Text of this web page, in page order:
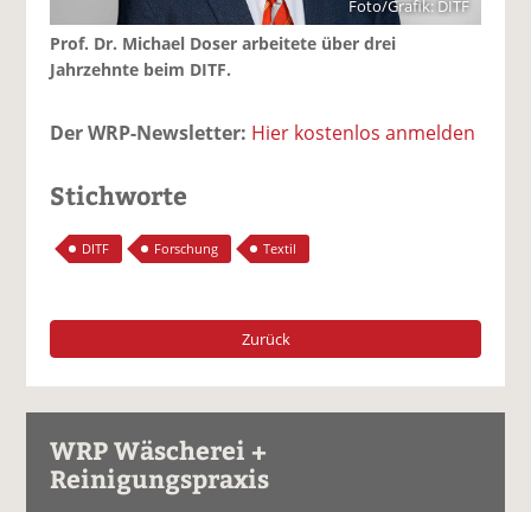
Foto/Grafik: DITF
Prof. Dr. Michael Doser arbeitete über drei
Jahrzehnte beim DITF.
Der WRP-Newsletter: Hier kostenlos anmelden
Stichworte
DITF Forschung Textil
Zurück
WRP Wäscherei +
Reinigungspraxis